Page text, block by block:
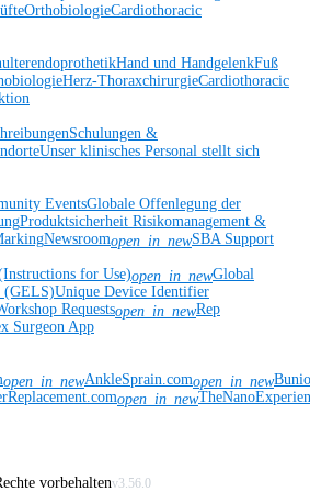
OrthobiologieCardiothoracic
Hand und HandgelenkFuß
Herz-ThoraxchirurgieCardiothoracic
Schulungen &
Unser klinisches Personal stellt sich
EventsGlobale Offenlegung der
Produktsicherheit Risikomanagement &
Newsroomopen_in_newSBA Support
for Use)open_in_newGlobal
(GELS)Unique Device Identifier
Requestsopen_in_newRep
Surgeon App
open_in_newAnkleSprain.comopen_in_new
open_in_new
vorbehaltenv3.56.0